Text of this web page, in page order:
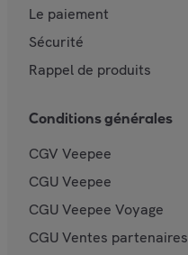
Le paiement
Sécurité
Rappel de produits
Conditions générales
CGV Veepee
CGU Veepee
CGU Veepee Voyage
CGU Ventes partenaires